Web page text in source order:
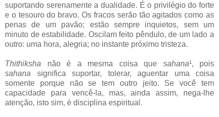
suportando serenamente a dualidade. É o privilégio do forte
e o tesouro do bravo. Os fracos serão tão agitados como as
penas de um pavão; estão sempre inquietos, sem um
minuto de estabilidade. Oscilam feito pêndulo, de um lado a
outro: uma hora, alegria; no instante próximo tristeza.
Thithiksha não é a mesma coisa que sahana¹, pois
sahana significa suportar, tolerar, aguentar uma coisa
somente porque não se tem outro jeito. Se você tem
capacidade para vencê-la, mas, ainda assim, nega-lhe
atenção, isto sim, é disciplina espiritual.